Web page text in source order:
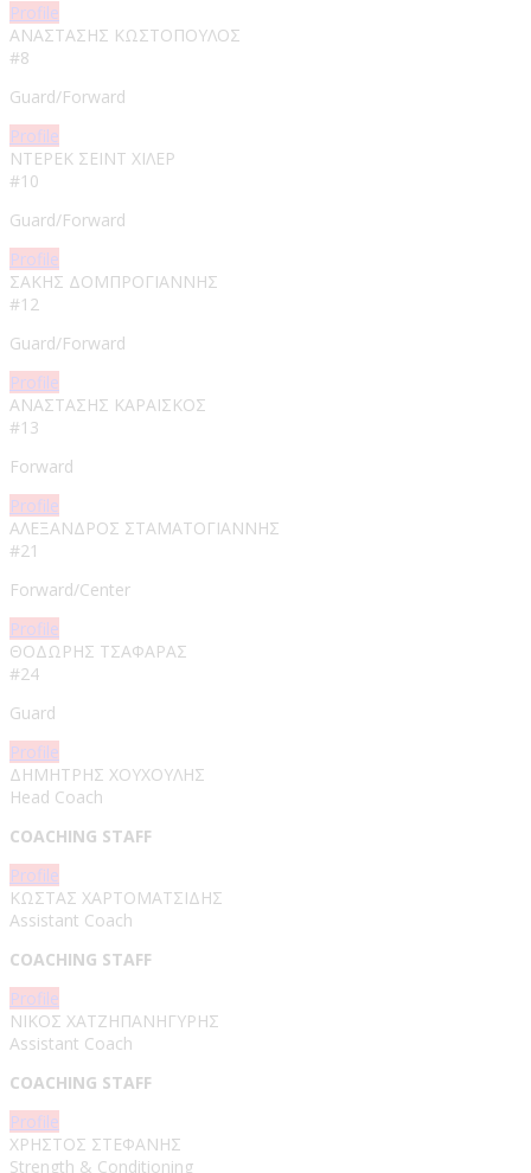
Profile
ΑΝΑΣΤΑΣΗΣ ΚΩΣΤΟΠΟΥΛΟΣ​
#8
Guard/Forward
Profile
ΝΤΕΡΕΚ ΣΕΙΝΤ ΧΙΛΕΡ
#10
Guard/Forward
Profile
ΣΑΚΗΣ ΔΟΜΠΡΟΓΙΑΝΝΗΣ
#12
Guard/Forward
Profile
ΑΝΑΣΤΑΣΗΣ ΚΑΡΑΪΣΚΟΣ
#13
Forward
Profile
ΑΛΕΞΑΝΔΡΟΣ ΣΤΑΜΑΤΟΓΙΑΝΝΗΣ​
#21
Forward/Center
Profile
ΘΟΔΩΡΗΣ ΤΣΑΦΑΡΑΣ
#24
Guard
Profile
ΔΗΜΗΤΡΗΣ ΧΟΥΧΟΥΛΗΣ
Head Coach
COACHING STAFF
Profile
ΚΩΣΤΑΣ ΧΑΡΤΟΜΑΤΣΙΔΗΣ
Assistant Coach
COACHING STAFF
Profile
ΝΙΚΟΣ ΧΑΤΖΗΠΑΝΗΓΥΡΗΣ
Assistant Coach
COACHING STAFF
Profile
ΧΡΗΣΤΟΣ ΣΤΕΦΑΝΗΣ
Strength & Conditioning